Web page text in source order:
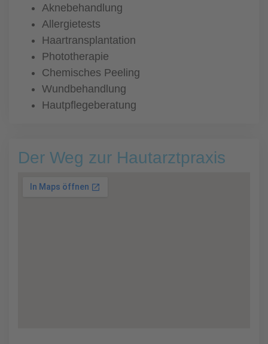
Aknebehandlung
Allergietests
Haartransplantation
Phototherapie
Chemisches Peeling
Wundbehandlung
Hautpflegeberatung
Der Weg zur Hautarztpraxis